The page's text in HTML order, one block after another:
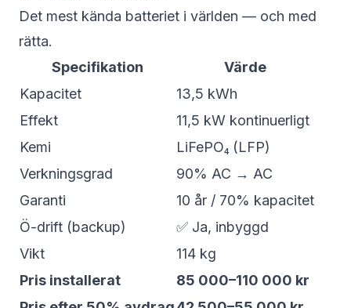
Det mest kända batteriet i världen — och med
rätta.
Specifikation
Värde
Kapacitet
13,5 kWh
Effekt
11,5 kW kontinuerligt
Kemi
LiFePO₄ (LFP)
Verkningsgrad
90% AC → AC
Garanti
10 år / 70% kapacitet
Ö-drift (backup)
✅ Ja, inbyggd
Vikt
114 kg
Pris installerat
85 000–110 000 kr